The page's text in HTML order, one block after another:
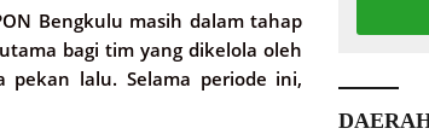
Bengkulu masih dalam tahap
bagi tim yang dikelola oleh
pekan lalu. Selama periode ini,